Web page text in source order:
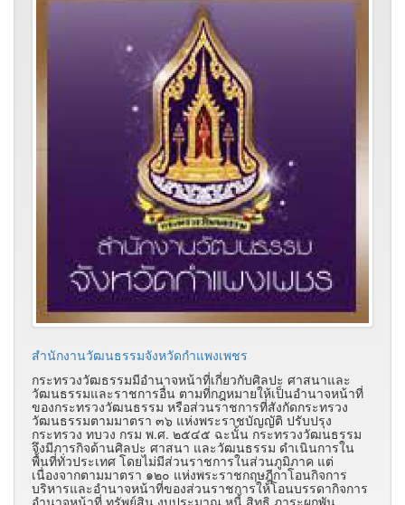
สำนักงานวัฒนธรรมจังหวัดกำแพงเพชร
กระทรวงวัฒธรรมมีอำนาจหน้าที่เกี่ยวกับศิลปะ ศาสนาและ
วัฒนธรรมและราชการอื่น ตามที่กฎหมายให้เป็นอำนาจหน้าที่
ของกระทรวงวัฒนธรรม หรือส่วนราชการที่สังกัดกระทรวง
วัฒนธรรมตามมาตรา ๓๖ แห่งพระราชบัญญัติ ปรับปรุง
กระทรวง ทบวง กรม พ.ศ. ๒๕๔๕ ฉะนั้น กระทรวงวัฒนธรรม
จึงมีภารกิจด้านศิลปะ ศาสนา และวัฒนธรรม ดำเนินการใน
พื้นที่ทั่วประเทศ โดยไม่มีส่วนราชการในส่วนภูมิภาค แต่
เนื่องจากตามมาตรา ๑๒๐ แห่งพระราชกฤษฎีกาโอนกิจการ
บริหารและอำนาจหน้าที่ของส่วนราชการให้โอนบรรดากิจการ
อำนาจหน้าที่ ทรัพย์สิน งบประมาณ หนี้ สิทธิ ภาระผูกพัน